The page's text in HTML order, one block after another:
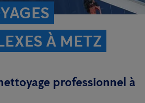
À METZ
professionnel à